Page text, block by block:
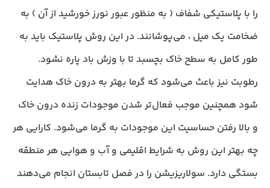
را با پلاستیکی شفاف ( به منظور عبور نورز خورشید از آن ) به
ضخامت یک میل ، می‌پوشانند. در این روش پلاستیک باید به
طور کامل به سطح خاک بچسبد تا با وزش باد پاره نشود.
رطوبت نیز باعث می‌شود که گرما بهتر به درون خاک هدایت
شود همچنین موجب فعال‌تر شدن موجودات زنده درون خاک
و بالا رفتن حساسیت این موجودات به گرما می‌شود. کارایی هر
چه بهتر این روش به شرایط اقلیمی و آب و هوایی هر منطقه
بستگی دارد. سولاریزیشن را در فصل تابستان انجام می‌دهند